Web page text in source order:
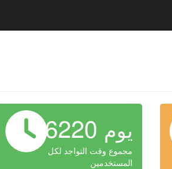
يوم
مجموع وقت التواجد لكل
المستخدمين